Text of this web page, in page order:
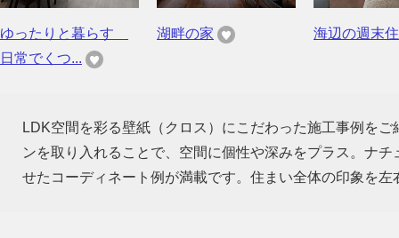
ゆったりと暮らす
日常でくつ...
湖畔の家 海辺の週末
LDK空間を彩る壁紙（クロス）にこだわった施工事例を
ンを取り入れることで、空間に個性や深みをプラス。ナ
せたコーディネート例が満載です。住まい全体の印象を